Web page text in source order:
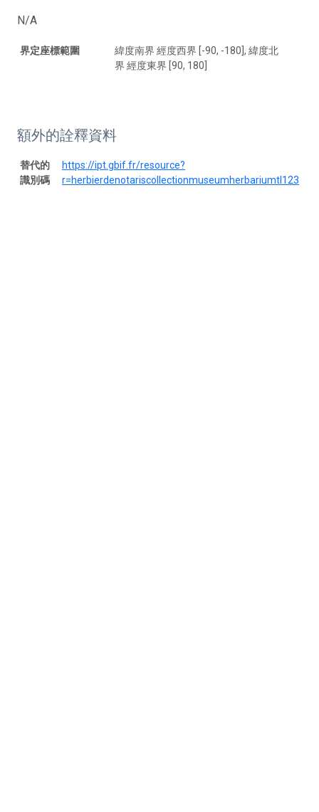
N/A
界定座標範圍
緯度南界 經度西界 [-90, -180], 緯度北
界 經度東界 [90, 180]
額外的詮釋資料
替代的
識別碼
https://ipt.gbif.fr/resource?
r=herbierdenotariscollectionmuseumherbariumtl123